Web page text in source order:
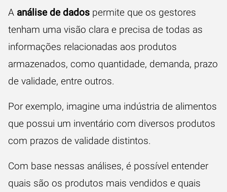
A análise de dados permite que os gestores
tenham uma visão clara e precisa de todas as
informações relacionadas aos produtos
armazenados, como quantidade, demanda, prazo
de validade, entre outros.
Por exemplo, imagine uma indústria de alimentos
que possui um inventário com diversos produtos
com prazos de validade distintos.
Com base nessas análises, é possível entender
quais são os produtos mais vendidos e quais